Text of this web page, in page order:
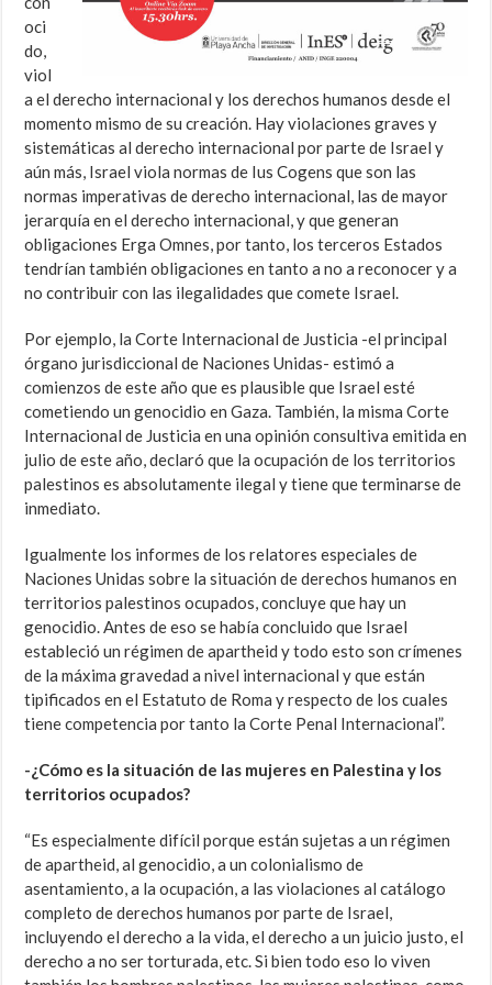
oci
do,
viol
a el derecho internacional y los derechos humanos desde el
momento mismo de su creación. Hay violaciones graves y
sistemáticas al derecho internacional por parte de Israel y
aún más, Israel viola normas de Ius Cogens que son las
normas imperativas de derecho internacional, las de mayor
jerarquía en el derecho internacional, y que generan
obligaciones Erga Omnes, por tanto, los terceros Estados
tendrían también obligaciones en tanto a no a reconocer y a
no contribuir con las ilegalidades que comete Israel.
Por ejemplo, la Corte Internacional de Justicia -el principal
órgano jurisdiccional de Naciones Unidas- estimó a
comienzos de este año que es plausible que Israel esté
cometiendo un genocidio en Gaza. También, la misma Corte
Internacional de Justicia en una opinión consultiva emitida en
julio de este año, declaró que la ocupación de los territorios
palestinos es absolutamente ilegal y tiene que terminarse de
inmediato.
Igualmente los informes de los relatores especiales de
Naciones Unidas sobre la situación de derechos humanos en
territorios palestinos ocupados, concluye que hay un
genocidio. Antes de eso se había concluido que Israel
estableció un régimen de apartheid y todo esto son crímenes
de la máxima gravedad a nivel internacional y que están
tipificados en el Estatuto de Roma y respecto de los cuales
tiene competencia por tanto la Corte Penal Internacional”.
-¿Cómo es la situación de las mujeres en Palestina y los
territorios ocupados?
“Es especialmente difícil porque están sujetas a un régimen
de apartheid, al genocidio, a un colonialismo de
asentamiento, a la ocupación, a las violaciones al catálogo
completo de derechos humanos por parte de Israel,
incluyendo el derecho a la vida, el derecho a un juicio justo, el
derecho a no ser torturada, etc. Si bien todo eso lo viven